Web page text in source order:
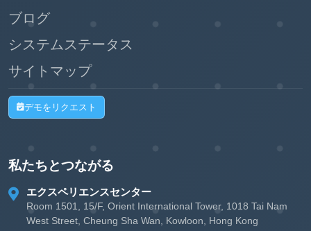
ブログ
システムステータス
サイトマップ
デモをリクエスト
私たちとつながる
エクスペリエンスセンター
Room 1501, 15/F, Orient International Tower, 1018 Tai Nam
West Street, Cheung Sha Wan, Kowloon, Hong Kong